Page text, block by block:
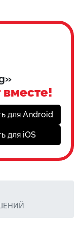
вместе!
для Android
для iOS